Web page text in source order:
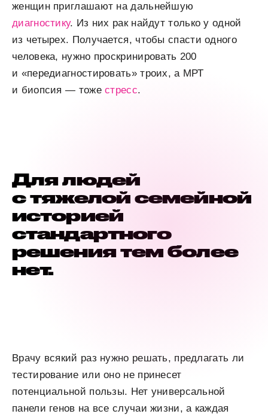
женщин приглашают на дальнейшую
диагностику. Из них рак найдут только у одной
из четырех. Получается, чтобы спасти одного
человека, нужно проскринировать 200
и «передиагностировать» троих, а МРТ
и биопсия — тожестресс.
Для людей
с тяжелой семейной
историей
стандартного
решения тем более
нет.
Врачу всякий раз нужно решать, предлагать ли
тестирование или оно не принесет
потенциальной пользы. Нет универсальной
панели генов на все случаи жизни, а каждая